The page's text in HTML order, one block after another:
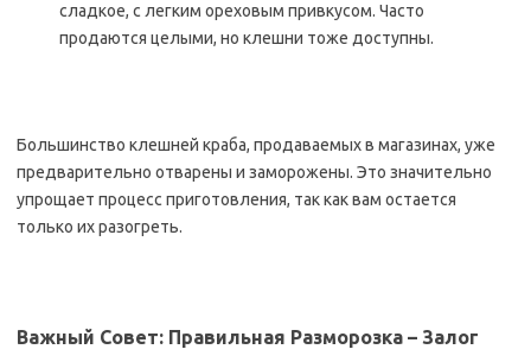
сладкое, с легким ореховым привкусом. Часто
продаются целыми, но клешни тоже доступны.
Большинство клешней краба, продаваемых в магазинах, уже
предварительно отварены и заморожены. Это значительно
упрощает процесс приготовления, так как вам остается
только их разогреть.
Важный Совет: Правильная Разморозка – Залог